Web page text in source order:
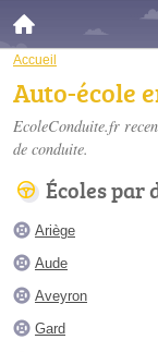
Accueil
Auto-école
EcoleConduite.fr
de conduite.
Écoles par
Ariège
Aude
Aveyron
Gard